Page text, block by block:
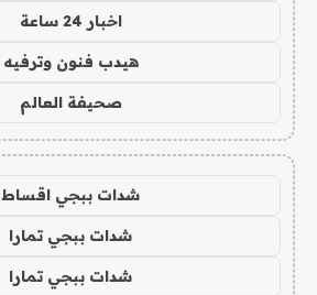
اخبار 24 ساعة
هيدب فنون وترفيه
صحيفة العالم
شدات ببجي اقساط
شدات ببجي تمارا
شدات ببجي تمارا